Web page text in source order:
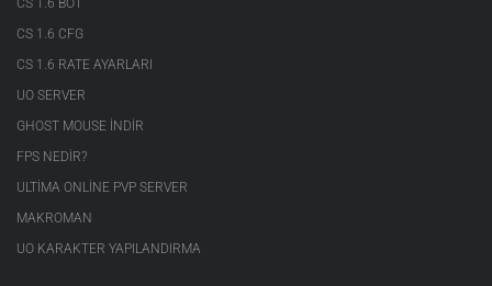
CS 1.6 BOT
CS 1.6 CFG
CS 1.6 RATE AYARLARI
UO SERVER
GHOST MOUSE INDIR
FPS NEDIR?
ULTIMA ONLINE PVP SERVER
MAKROMAN
UO KARAKTER YAPILANDIRMA